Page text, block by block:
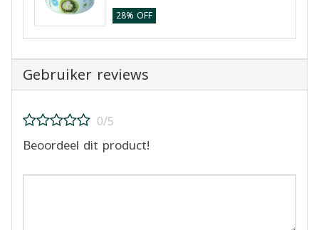
28% OFF
Gebruiker reviews
0/5
Beoordeel dit product!